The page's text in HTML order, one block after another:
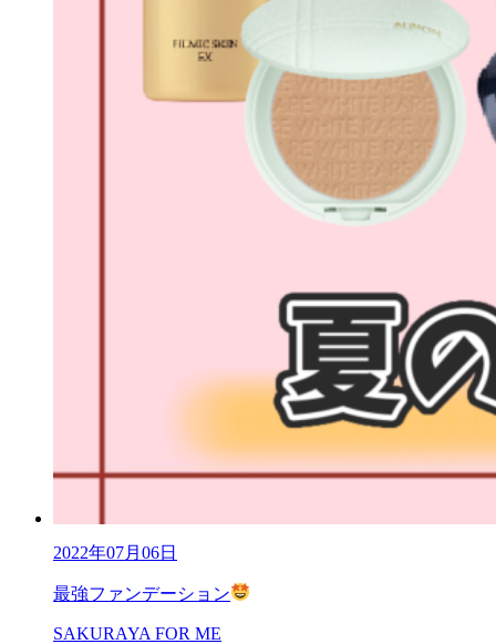
2022年07月06日
最強ファンデーション
SAKURAYA FOR ME